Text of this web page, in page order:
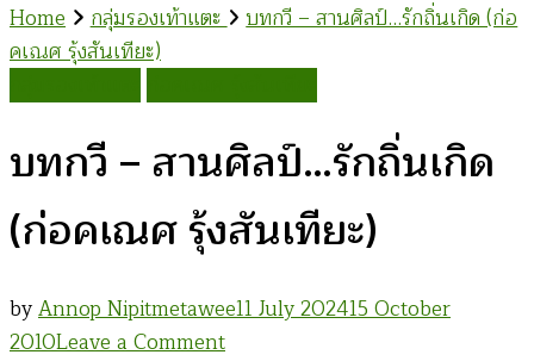
Home กลุ่มรองเท้าแตะ บทกวี – สานศิลป์…รักถิ่นเกิด (ก่อ
คเณศ รุ้งสันเทียะ)
บทกวี – สานศิลป์…รักถิ่นเกิด
(ก่อคเณศ รุ้งสันเทียะ)
byAnnop Nipitmetawee11 July 202415 October
2010Leave a Commenton